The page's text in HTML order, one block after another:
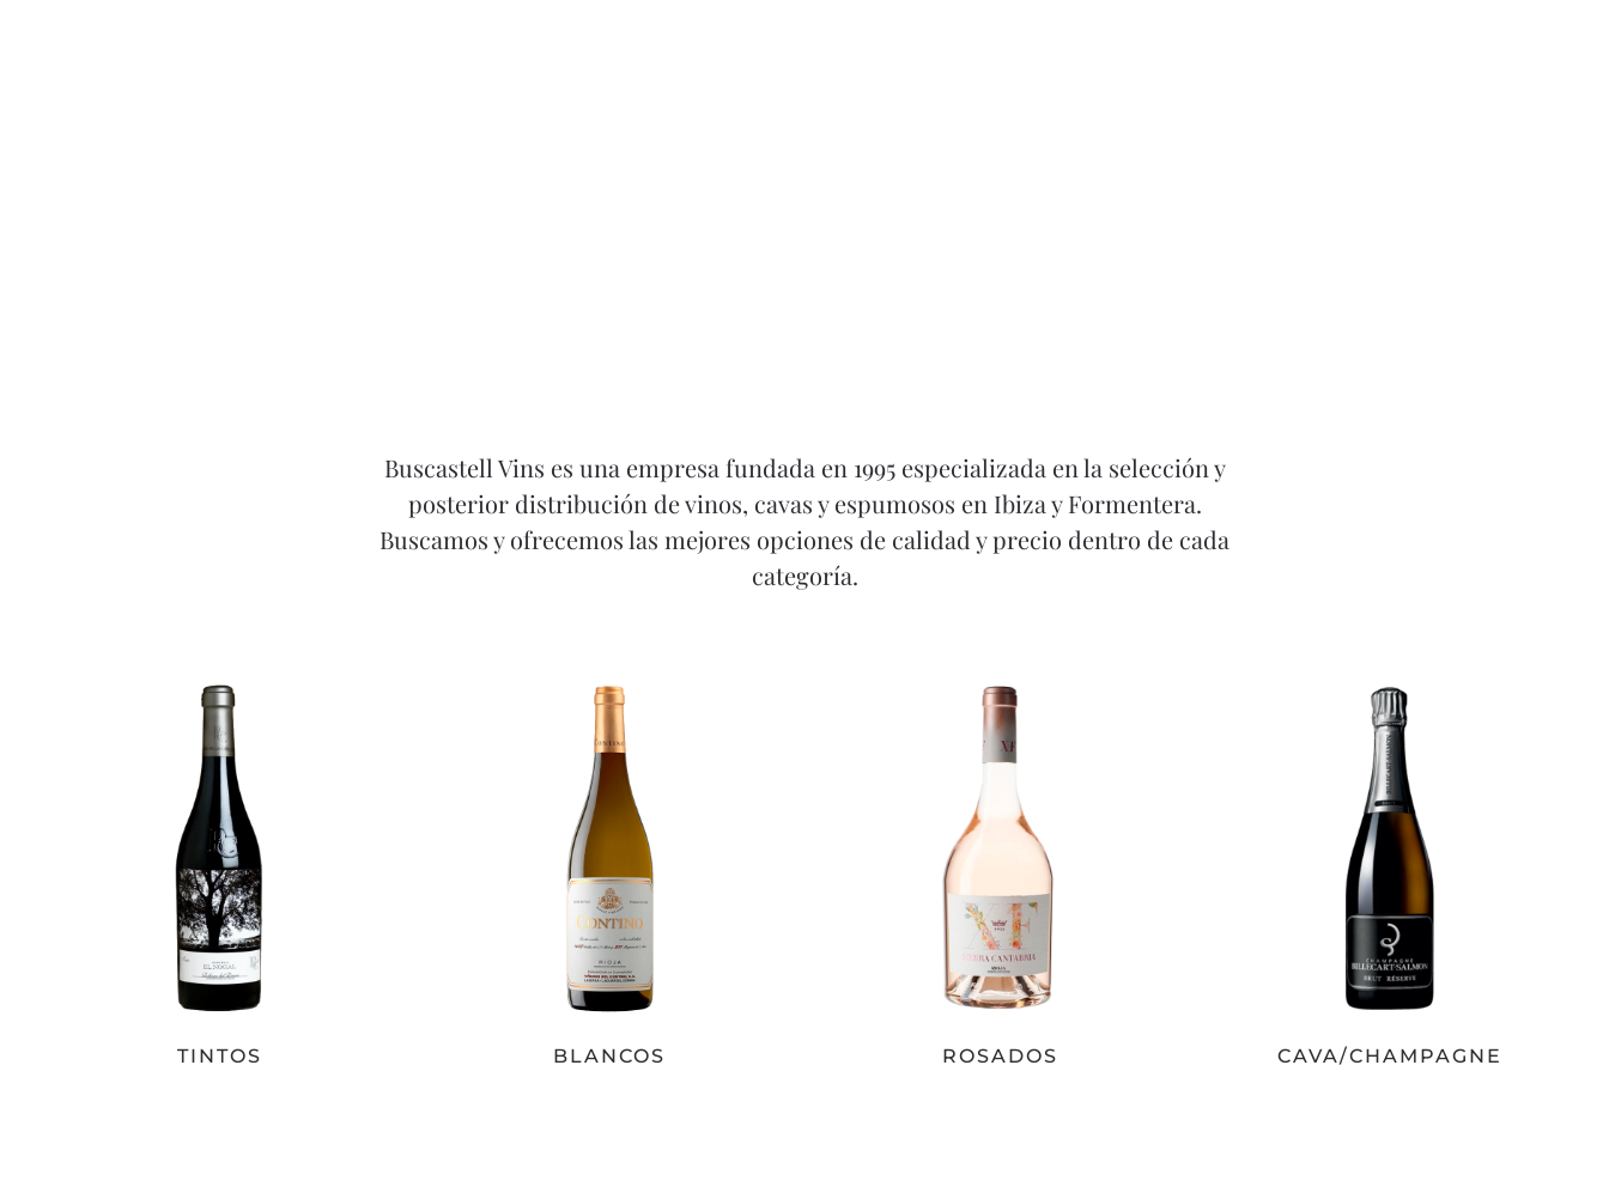
Buscastell Vins es una empresa fundada en 1995 especializada en la selección y
posterior distribución de vinos, cavas y espumosos en Ibiza y Formentera.
Buscamos y ofrecemos las mejores opciones de calidad y precio dentro de cada
categoría.
TINTOS BLANCOS ROSADOS CAVA/CHAMPAGNE